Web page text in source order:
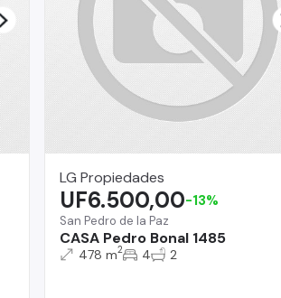
LG Propiedades
San Pedro de la Paz
CASA Pedro Bonal 1485
UF6.500,00-13%
478 m2 4 2